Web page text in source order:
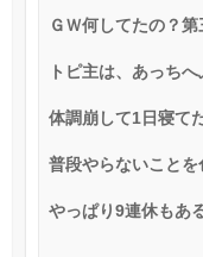
ＧＷ何してたの？第
トピ主は、あっち
体調崩して1日寝て
普段やらないことを
やっぱり9連休もあ